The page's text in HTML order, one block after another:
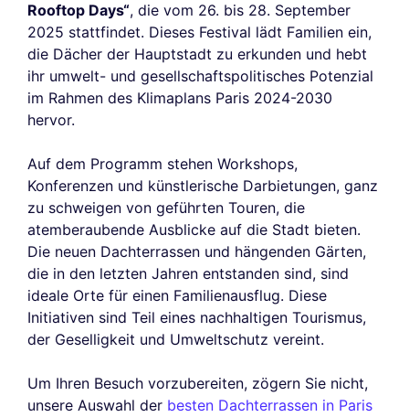
Rooftop Days“, die vom 26. bis 28. September
2025 stattfindet. Dieses Festival lädt Familien ein,
die Dächer der Hauptstadt zu erkunden und hebt
ihr umwelt- und gesellschaftspolitisches Potenzial
im Rahmen des Klimaplans Paris 2024-2030
hervor.
Auf dem Programm stehen Workshops,
Konferenzen und künstlerische Darbietungen, ganz
zu schweigen von geführten Touren, die
atemberaubende Ausblicke auf die Stadt bieten.
Die neuen Dachterrassen und hängenden Gärten,
die in den letzten Jahren entstanden sind, sind
ideale Orte für einen Familienausflug. Diese
Initiativen sind Teil eines nachhaltigen Tourismus,
der Geselligkeit und Umweltschutz vereint.
Um Ihren Besuch vorzubereiten, zögern Sie nicht,
unsere Auswahl der besten Dachterrassen in Paris